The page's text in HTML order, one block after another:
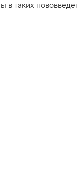
в таких